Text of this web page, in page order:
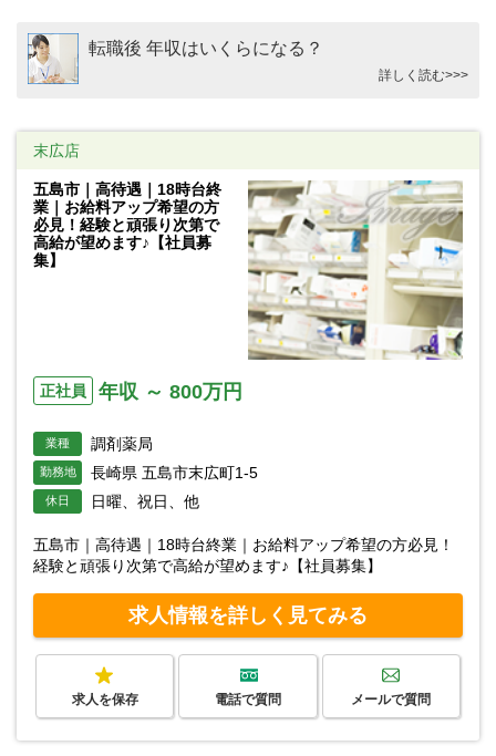
転職後 年収はいくらになる？
詳しく読む>>>
末広店
五島市｜高待遇｜18時台終
業｜お給料アップ希望の方
必見！経験と頑張り次第で
高給が望めます♪【社員募
集】
正社員 年収 ～ 800万円
業種 調剤薬局
勤務地 長崎県 五島市末広町1-5
休日 日曜、祝日、他
五島市｜高待遇｜18時台終業｜お給料アップ希望の方必見！
経験と頑張り次第で高給が望めます♪【社員募集】
求人情報を詳しく見てみる
求人を保存 電話で質問 メールで質問